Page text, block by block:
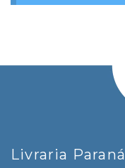
Livraria Paraná